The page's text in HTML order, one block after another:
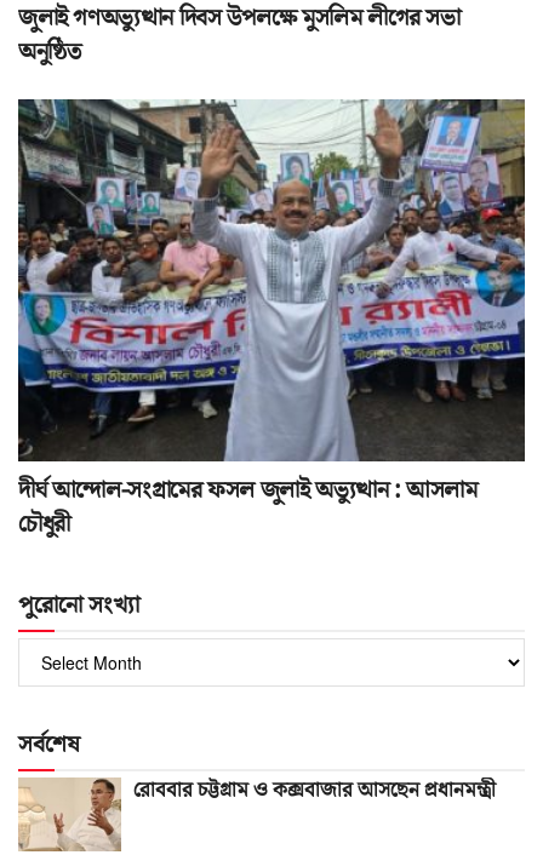
জুলাই গণঅভ্যুত্থান দিবস উপলক্ষে মুসলিম লীগের সভা
অনুষ্ঠিত
দীর্ঘ আন্দোল-সংগ্রামের ফসল জুলাই অভ্যুত্থান : আসলাম
চৌধুরী
পুরোনো সংখ্যা
পুরোনো
সংখ্যা
সর্বশেষ
রোববার চট্টগ্রাম ও কক্সবাজার আসছেন প্রধানমন্ত্রী